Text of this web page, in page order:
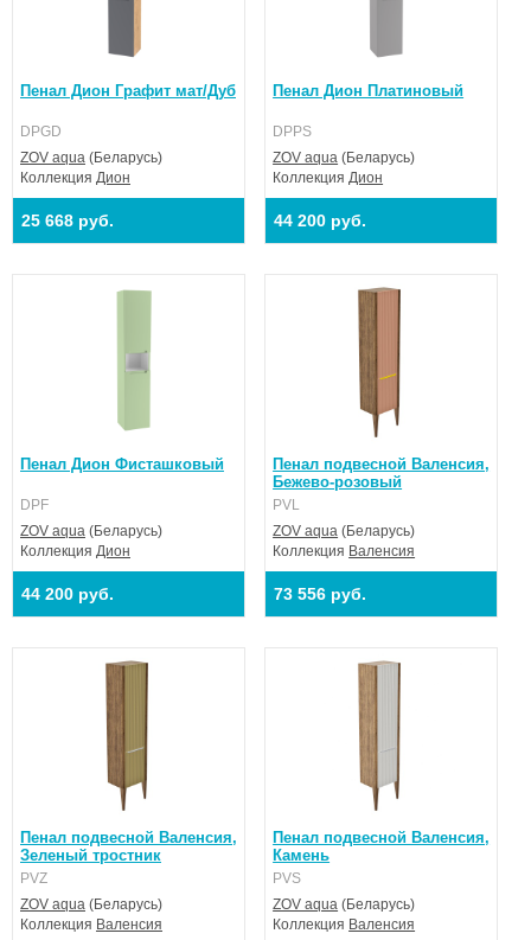
Пенал Дион Графит мат/Дуб
DPGD
ZOV aqua (Беларусь)
Коллекция Дион
25 668 руб.
Пенал Дион Платиновый
DPPS
ZOV aqua (Беларусь)
Коллекция Дион
44 200 руб.
Пенал Дион Фисташковый
DPF
ZOV aqua (Беларусь)
Коллекция Дион
44 200 руб.
Пенал подвесной Валенсия,
Бежево-розовый
PVL
ZOV aqua (Беларусь)
Коллекция Валенсия
73 556 руб.
Пенал подвесной Валенсия,
Зеленый тростник
PVZ
ZOV aqua (Беларусь)
Коллекция Валенсия
Пенал подвесной Валенсия,
Камень
PVS
ZOV aqua (Беларусь)
Коллекция Валенсия